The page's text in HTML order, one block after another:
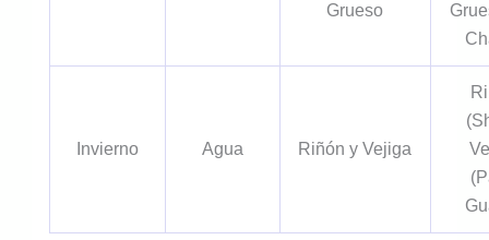
Grueso
Invierno Agua Riñón y Vejiga